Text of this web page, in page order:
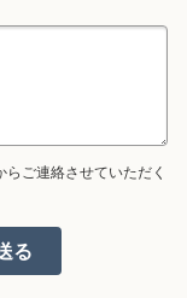
ご連絡させていただく